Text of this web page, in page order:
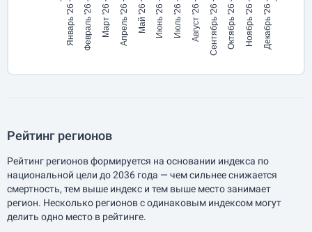
Январь '26 Февраль '26 Март '26 Апрель '26 Май '26 Июнь '26 Июль '26 Август '26 Сентябрь '26 Октябрь '26 Ноябрь '26 Декабрь '26
Рейтинг регионов
Рейтинг регионов формируется на основании индекса по
национальной цели до 2036 года — чем сильнее снижается
смертность, тем выше индекс и тем выше место занимает
регион. Несколько регионов с одинаковым индексом могут
делить одно место в рейтинге.